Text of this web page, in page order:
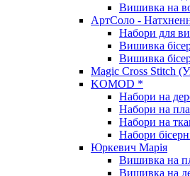
Вишивка на
АртСоло -
Набори для
Вишивка
Вишивка
Magic Cross Stitch
KOMOD *
Набори на
Набори на
Набори на
Набори
Юркевич Марія
Вишивка на
Вишивка на